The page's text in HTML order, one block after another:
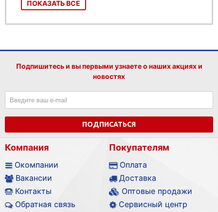
ПОКАЗАТЬ ВСЕ
Подпишитесь и вы первыми узнаете о наших акциях и
новостях
ПОДПИСАТЬСЯ
Компания
Окомпании
Вакансии
Контакты
Обратная связь
Покупателям
Оплата
Доставка
Оптовые продажи
Сервисный центр